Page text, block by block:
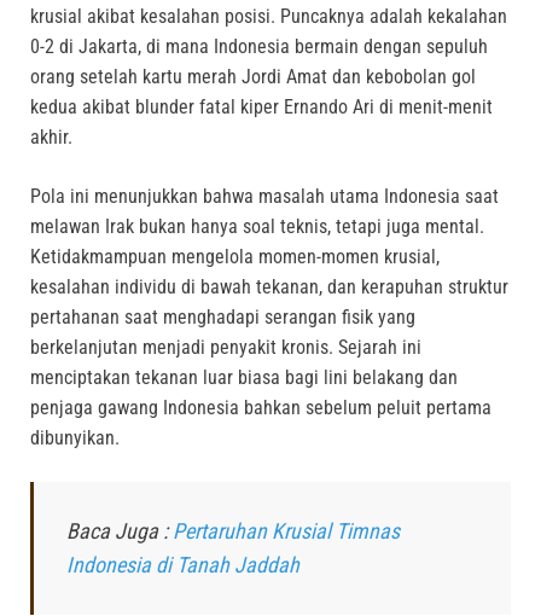
krusial akibat kesalahan posisi. Puncaknya adalah kekalahan
0-2 di Jakarta, di mana Indonesia bermain dengan sepuluh
orang setelah kartu merah Jordi Amat dan kebobolan gol
kedua akibat blunder fatal kiper Ernando Ari di menit-menit
akhir.
Pola ini menunjukkan bahwa masalah utama Indonesia saat
melawan Irak bukan hanya soal teknis, tetapi juga mental.
Ketidakmampuan mengelola momen-momen krusial,
kesalahan individu di bawah tekanan, dan kerapuhan struktur
pertahanan saat menghadapi serangan fisik yang
berkelanjutan menjadi penyakit kronis. Sejarah ini
menciptakan tekanan luar biasa bagi lini belakang dan
penjaga gawang Indonesia bahkan sebelum peluit pertama
dibunyikan.
Baca Juga :Pertaruhan Krusial Timnas
Indonesia di Tanah Jaddah